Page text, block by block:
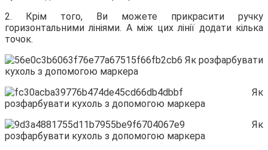
2. Крім того, Ви можете прикрасити ручку
горизонтальними лініями. А між цих лінії додати кілька
точок.